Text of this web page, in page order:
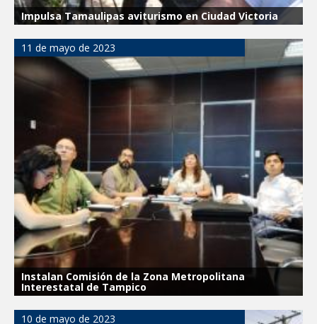
Impulsa Tamaulipas aviturismo en Ciudad Victoria
11 de mayo de 2023
Instalan Comisión de la Zona Metropolitana
Interestatal de Tampico
10 de mayo de 2023